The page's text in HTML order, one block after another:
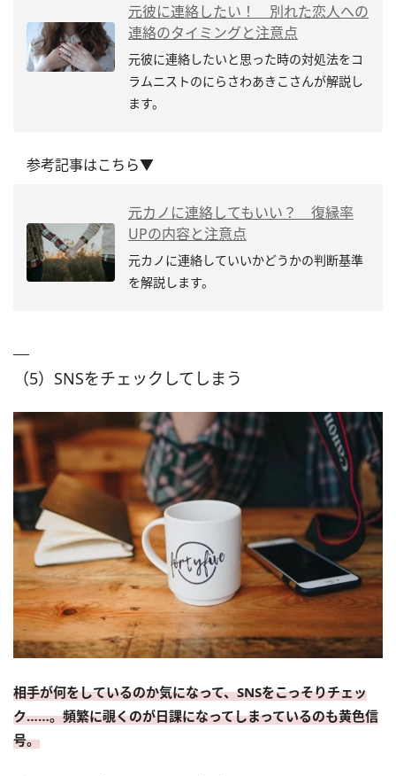
元彼に連絡したい！ 別れた恋人への
連絡のタイミングと注意点
元彼に連絡したいと思った時の対処法をコ
ラムニストのにらさわあきこさんが解説し
ます。
参考記事はこちら▼
元カノに連絡してもいい？ 復縁率
UPの内容と注意点
元カノに連絡していいかどうかの判断基準
を解説します。
（5）SNSをチェックしてしまう
相手が何をしているのか気になって、SNSをこっそりチェッ
ク……。頻繁に覗くのが日課になってしまっているのも黄色信
号。